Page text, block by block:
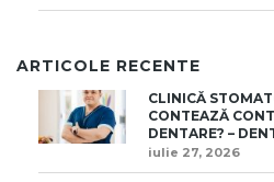
ARTICOLE RECENTE
CLINICĂ
CONTEAZĂ
DENTARE? –
iulie 27, 2026